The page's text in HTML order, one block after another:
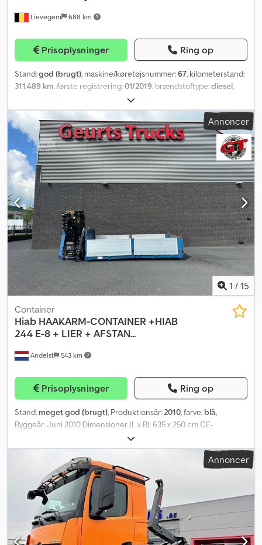
vejs tip, mærke TI&ESSE, længde 4.250 mm x bredde 2.550 mm,
sektioner, højde 600 mm, bagklap kan åbnes op/ned og som
sidehængslet port Nyttelast: 7.000 kg Samlet køretøjslængde:
til 200.000 km
Lievegem 688 km
Prisoplysninger Ring op
Stand:god (brugt), maskine/køretøjsnummer:67, kilometerstand:
311.489 km, første registrering:01/2019, brændstoftype:diesel,
, brændstof:
6, Produktionsår:2019, Mærke: M.A.N. Type: TGS 26.460 6x4
Årgang: 2019 Euro 6 Kilometertal: 311.489 Automatgear ID nr. 67
Dkodpfxeyuiu So Anyjr
Annoncer
1 / 15
Andelst 543 km
Container
Hiab HAAKARM-CONTAINER +HIAB
244 E-8 + LIER + AFSTAN...
Prisoplysninger Ring op
Stand: meget god (brugt), Produktionsår:2010, farve: blå,
Byggeår: Juni 2010 Dimensioner (L x B): 635 x 250 cm CE-
mærkning: Ja Teknisk stand: Meget god Visuel stand: Meget god
Moms/differentieret moms: Moms kan fradrages Kroghejs med
skovl + HIAB 244-8 HIAB 244-E8 8-dobbelt hydraulisk udskydelig
Fjernbetjening Hydraulisk spil Maksimal løftekapacitet: 8100 kg
Maksimal arbejdshøjde: 23 m Maksimal løftekapacitet ved 20,9 m:
480 kg Roider-fod Dimensioner i bunden: 470 cm bredde x 247 cm
Aftagelige aluminiumssider Samlet længde inkl. kran: 635 cm
Dkodpfx Aozcxbdenysr
Annoncer